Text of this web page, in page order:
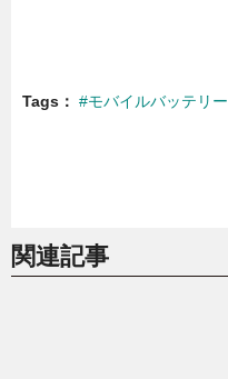
Tags #モバイルバッテリー
関連記事